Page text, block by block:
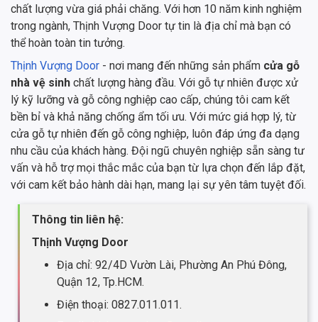
chất lượng vừa giá phải chăng. Với hơn 10 năm kinh nghiệm
trong ngành, Thịnh Vượng Door tự tin là địa chỉ mà bạn có
thể hoàn toàn tin tưởng.
Thịnh Vượng Door - nơi mang đến những sản phẩm cửa gỗ
nhà vệ sinh chất lượng hàng đầu. Với gỗ tự nhiên được xử
lý kỹ lưỡng và gỗ công nghiệp cao cấp, chúng tôi cam kết
bền bỉ và khả năng chống ẩm tối ưu. Với mức giá hợp lý, từ
cửa gỗ tự nhiên đến gỗ công nghiệp, luôn đáp ứng đa dạng
nhu cầu của khách hàng. Đội ngũ chuyên nghiệp sẵn sàng tư
vấn và hỗ trợ mọi thắc mắc của bạn từ lựa chọn đến lắp đặt,
với cam kết bảo hành dài hạn, mang lại sự yên tâm tuyệt đối.
Thông tin liên hệ:
Thịnh Vượng Door
Địa chỉ: 92/4D Vườn Lài, Phường An Phú Đông,
Quận 12, Tp.HCM.
Điện thoại: 0827.011.011.